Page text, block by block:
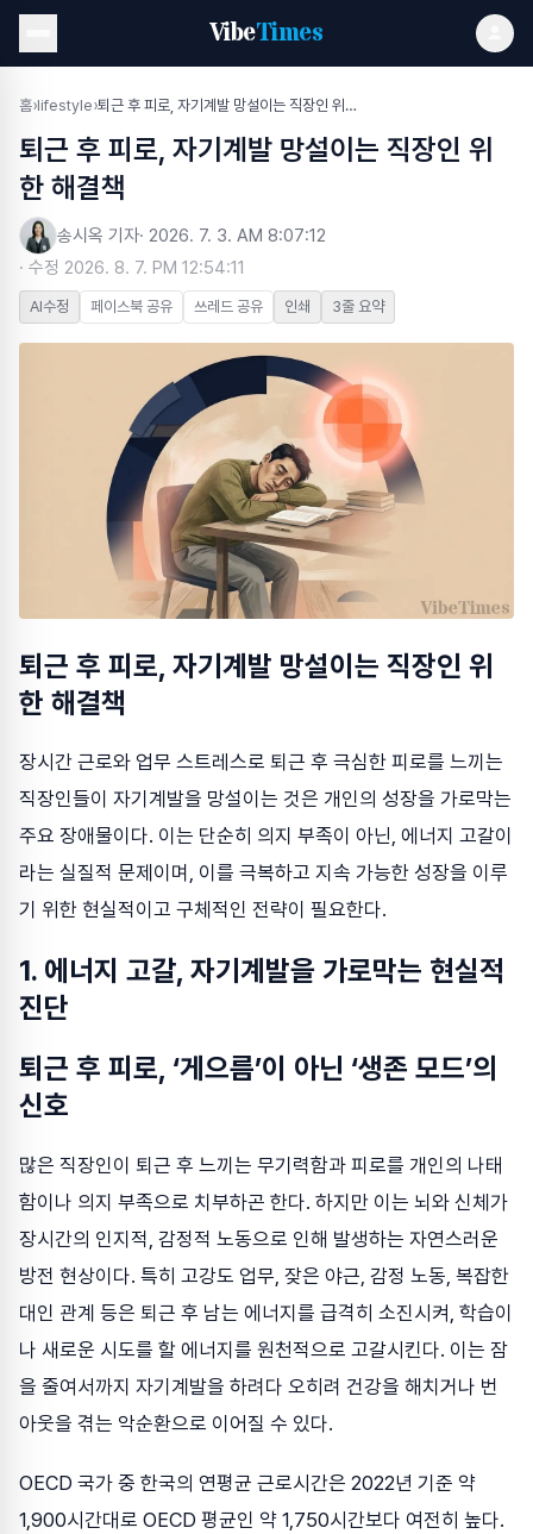
VibeTimes
홈›lifestyle› 퇴근 후 피로, 자기계발 망설이는 직장인 위한 해결책
퇴근 후 피로, 자기계발 망설이는 직장인 위
한 해결책
송시옥 기자· 2026. 7. 3. AM 8:07:12
· 수정 2026. 8. 7. PM 12:54:11
AI수정 페이스북 공유 쓰레드 공유 인쇄 3줄 요약
퇴근 후 피로, 자기계발 망설이는 직장인 위
한 해결책
장시간 근로와 업무 스트레스로 퇴근 후 극심한 피로를 느끼는
직장인들이 자기계발을 망설이는 것은 개인의 성장을 가로막는
주요 장애물이다. 이는 단순히 의지 부족이 아닌, 에너지 고갈이
라는 실질적 문제이며, 이를 극복하고 지속 가능한 성장을 이루
기 위한 현실적이고 구체적인 전략이 필요한다.
1. 에너지 고갈, 자기계발을 가로막는 현실적
진단
퇴근 후 피로, ‘게으름’이 아닌 ‘생존 모드’의
신호
많은 직장인이 퇴근 후 느끼는 무기력함과 피로를 개인의 나태
함이나 의지 부족으로 치부하곤 한다. 하지만 이는 뇌와 신체가
장시간의 인지적, 감정적 노동으로 인해 발생하는 자연스러운
방전 현상이다. 특히 고강도 업무, 잦은 야근, 감정 노동, 복잡한
대인 관계 등은 퇴근 후 남는 에너지를 급격히 소진시켜, 학습이
나 새로운 시도를 할 에너지를 원천적으로 고갈시킨다. 이는 잠
을 줄여서까지 자기계발을 하려다 오히려 건강을 해치거나 번
아웃을 겪는 악순환으로 이어질 수 있다.
OECD 국가 중 한국의 연평균 근로시간은 2022년 기준 약
1,900시간대로 OECD 평균인 약 1,750시간보다 여전히 높다.